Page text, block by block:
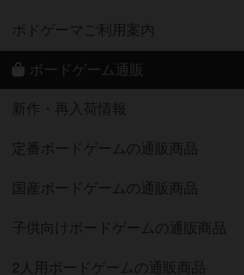
ボドゲーマご利用案内
ボードゲーム通販
新作・再入荷情報
定番ボードゲームの通販商品
国産ボードゲームの通販商品
子供向けボードゲームの通販商品
2人用ボードゲームの通販商品